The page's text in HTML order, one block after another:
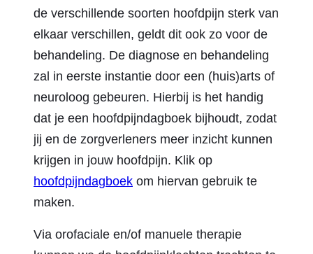
de verschillende soorten hoofdpijn sterk van
elkaar verschillen, geldt dit ook zo voor de
behandeling. De diagnose en behandeling
zal in eerste instantie door een (huis)arts of
neuroloog gebeuren. Hierbij is het handig
dat je een hoofdpijndagboek bijhoudt, zodat
jij en de zorgverleners meer inzicht kunnen
krijgen in jouw hoofdpijn. Klik op
hoofdpijndagboek om hiervan gebruik te
maken.
Via orofaciale en/of manuele therapie